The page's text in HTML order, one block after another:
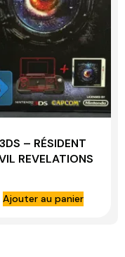
3DS – RÉSIDENT
REVELATIONS
CIRCLE PAD PRO
Ajouter au panier